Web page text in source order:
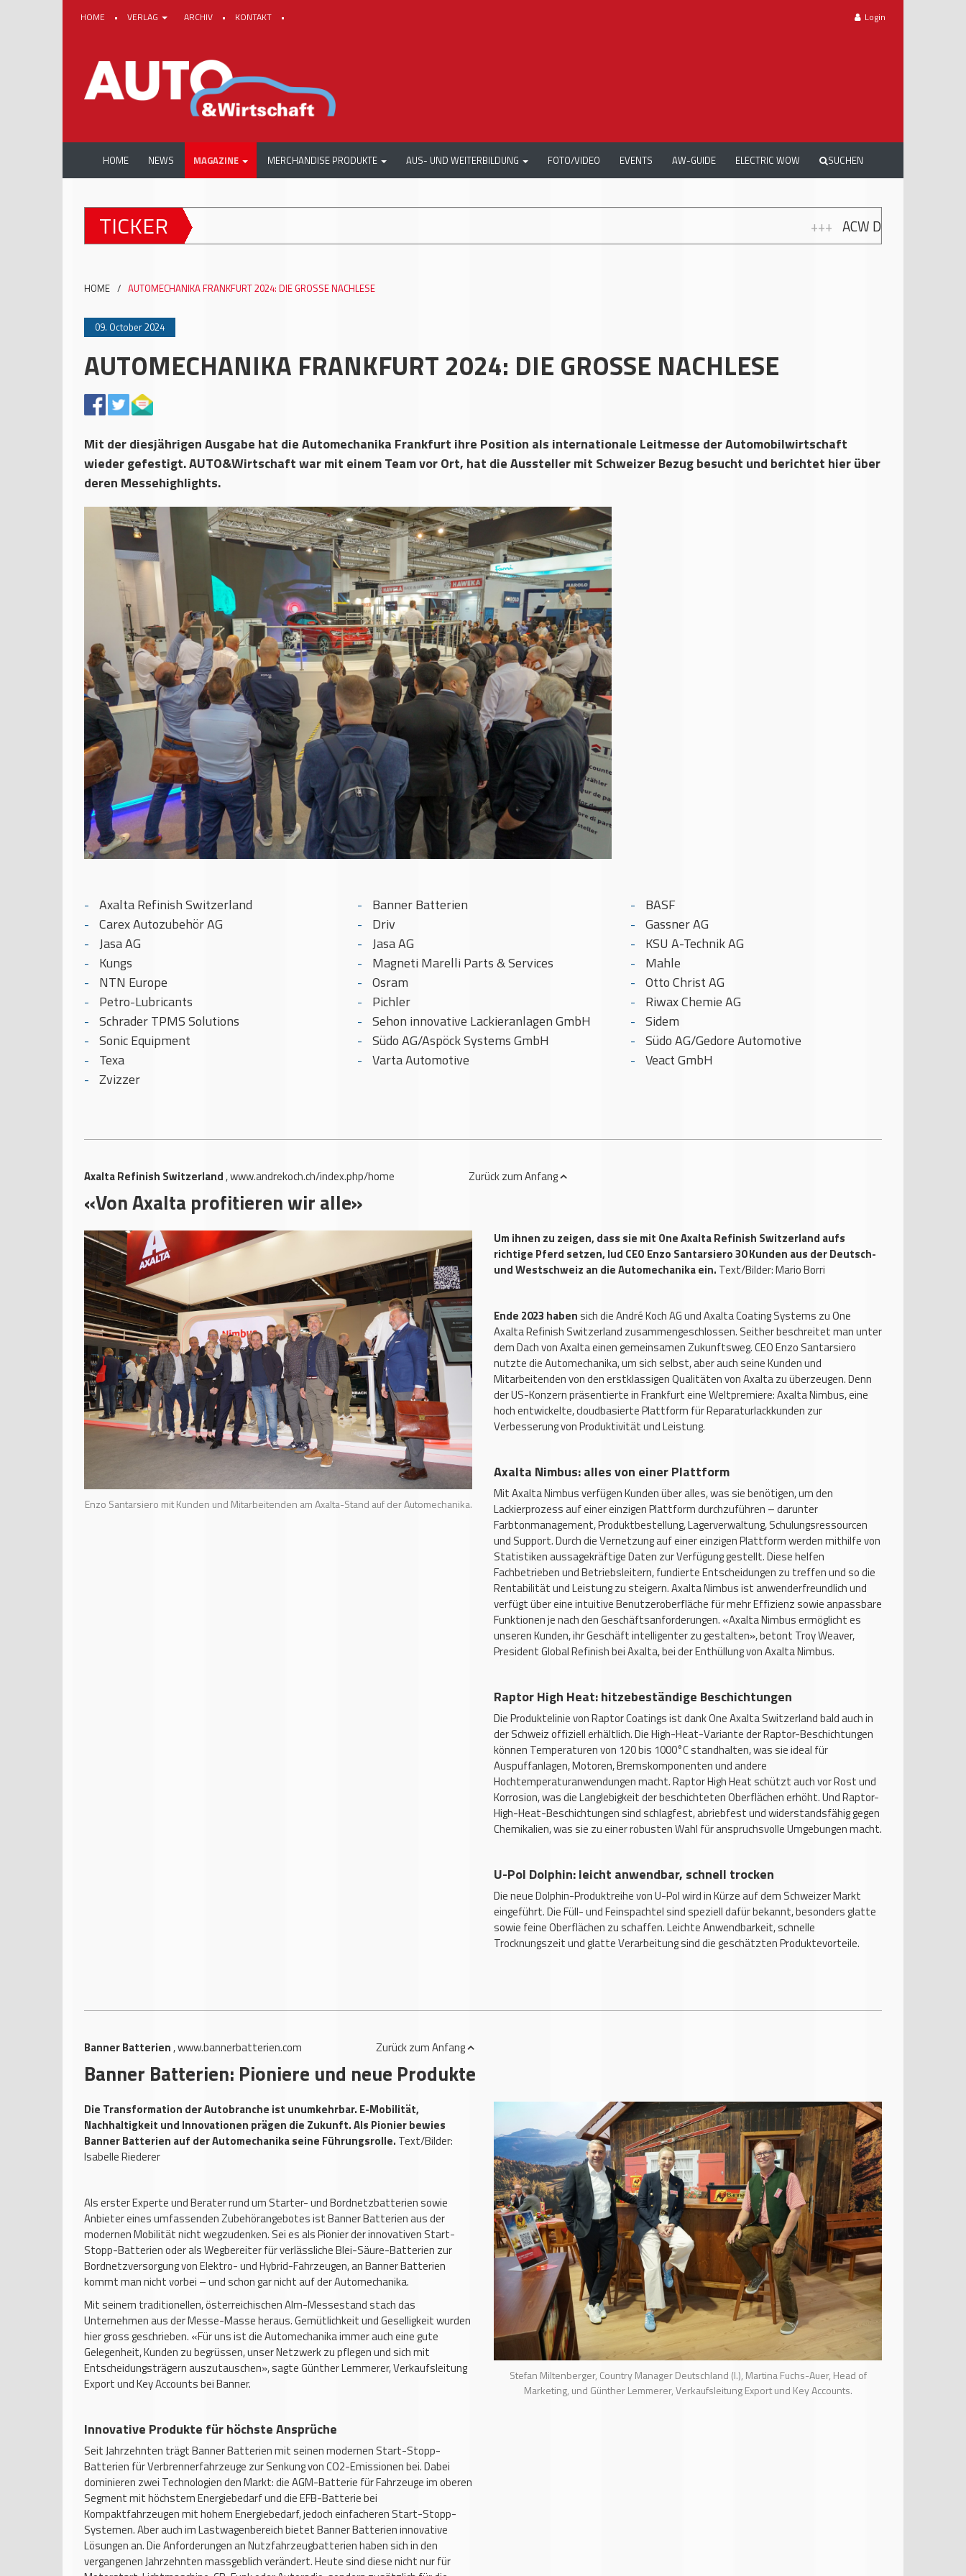
HOME • VERLAG ARCHIV • KONTAKT • Login
HOME NEWS MAGAZINE MERCHANDISE PRODUKTE AUS- UND WEITERBILDUNG FOTO/VIDEO EVENTS AW-GUIDE ELECTRIC WOW SUCHEN
TICKER ACW DREAMCARS 2026: TRAUMAUTOS,
HOME / AUTOMECHANIKA FRANKFURT 2024: DIE GROSSE NACHLESE
09. October 2024
AUTOMECHANIKA FRANKFURT 2024: DIE GROSSE NACHLESE
Mit der diesjährigen Ausgabe hat die Automechanika Frankfurt ihre Position als internationale Leitmesse der Automobilwirtschaft
wieder gefestigt. AUTO&Wirtschaft war mit einem Team vor Ort, hat die Aussteller mit Schweizer Bezug besucht und berichtet hier über
deren Messehighlights.
Axalta Refinish Switzerland Banner Batterien
BASF
Carex Autozubehör AG
Driv
Gassner AG
Jasa AG
Jasa AG
KSU A-Technik AG
Kungs
Magneti Marelli Parts & Services
Mahle
NTN Europe
Osram
Otto Christ AG
Petro-Lubricants
Pichler
Riwax Chemie AG
Schrader TPMS Solutions
Sehon innovative Lackieranlagen GmbH
Sidem
Sonic Equipment
Südo AG/Aspöck Systems GmbH
Südo AG/Gedore ­Automotive
Texa
Varta Automotive
Veact GmbH
Zvizzer
Axalta Refinish Switzerland,www.andrekoch.ch/index.php/home Zurückzum Anfang
«Von Axalta profitieren wir alle»
Enzo Santarsiero mit Kunden und Mitarbeitenden am Axalta-Stand auf der Automechanika.
Um ihnen zu zeigen, dass sie mit One Axalta Refinish Switzerland aufs
richtige Pferd setzen, lud CEO Enzo Santarsiero 30 Kunden aus der Deutsch-
und Westschweiz an die Automechanika ein. Text/Bilder: Mario Borri
Ende 2023 habensich die André Koch AG und Axalta Coating Systems zu One
Axalta Refinish Switzerland zusammengeschlossen. Seither beschreitet man unter
dem Dach von Axalta einen gemeinsamen Zukunftsweg. CEO Enzo Santarsiero
nutzte die Automechanika, um sich selbst, aber auch seine Kunden und
Mitarbeitenden von den erstklassigen Qualitäten von Axalta zu überzeugen. Denn
der US-Konzern präsentierte in Frankfurt eine Weltpremiere: Axalta Nimbus, eine
hoch entwickelte, cloudbasierte Plattform für Reparaturlackkunden zur
Verbesserung von Produktivität und Leistung.
Axalta Nimbus: alles von einer Plattform
Mit Axalta Nimbus verfügen Kunden über alles, was sie benötigen, um den
Lackierprozess auf einer einzigen Plattform durchzuführen – darunter
Farbtonmanagement, Produktbestellung, Lagerverwaltung, Schulungsressourcen
und Support. Durch die Vernetzung auf einer einzigen Plattform werden mithilfe von
Statistiken aussagekräftige Daten zur Verfügung gestellt. Diese helfen
Fachbetrieben und Betriebsleitern, fundierte Entscheidungen zu treffen und so die
Rentabilität und Leistung zu steigern. Axalta Nimbus ist anwenderfreundlich und
verfügt über eine intuitive Benutzeroberfläche für mehr Effizienz sowie anpassbare
Funktionen je nach den Geschäftsanforderungen. «Axalta Nimbus ermöglicht es
unseren Kunden, ihr Geschäft intelligenter zu gestalten», betont Troy Weaver,
President Global Refinish bei Axalta, bei der Enthüllung von Axalta Nimbus.
Raptor High Heat: hitzebeständige Beschichtungen
Die Produktelinie von Raptor Coatings ist dank One Axalta Switzerland bald auch in
der Schweiz offiziell erhältlich. Die High-Heat-Variante der Raptor-Beschichtungen
können Temperaturen von 120 bis 1000°C standhalten, was sie ideal für
Auspuffanlagen, Motoren, Bremskomponenten und andere
Hochtemperaturanwendungen macht. Raptor High Heat schützt auch vor Rost und
Korrosion, was die Langlebigkeit der beschichteten Oberflächen erhöht. Und Raptor-
High-Heat-Beschichtungen sind schlagfest, abriebfest und widerstandsfähig gegen
Chemikalien, was sie zu einer robusten Wahl für anspruchsvolle Umgebungen macht.
U-Pol Dolphin: leicht anwendbar, schnell trocken
Die neue Dolphin-Produktreihe von U-Pol wird in Kürze auf dem Schweizer Markt
eingeführt. Die Füll- und Feinspachtel sind speziell dafür bekannt, besonders glatte
sowie feine Oberflächen zu schaffen. Leichte Anwendbarkeit, schnelle
Trocknungszeit und glatte Verarbeitung sind die geschätzten Produktevorteile.
Banner Batterien,www.bannerbatterien.com Zurückzum Anfang
Banner Batterien: Pioniere und neue Produkte
Die Transformation der Autobranche ist unumkehrbar. E-Mobilität,
Nachhaltigkeit und Innovationen prägen die Zukunft. Als Pionier bewies
Banner Batterien auf der Automechanika seine Führungsrolle. Text/Bilder:
Isabelle Riederer
Als erster Experte und Berater rund um Starter- und Bordnetzbatterien sowie
Anbieter eines umfassenden Zubehörangebotes ist Banner Batterien aus der
modernen Mobilität nicht wegzudenken. Sei es als Pionier der innovativen Start-
Stopp-Batterien oder als Wegbereiter für verlässliche Blei-Säure-Batterien zur
Bordnetzversorgung von Elektro- und Hybrid-Fahrzeugen, an Banner Batterien
kommt man nicht vorbei – und schon gar nicht auf der Automechanika.
Mit seinem traditionellen, österreichischen Alm-Messestand stach das
Unternehmen aus der Messe-Masse heraus. Gemütlichkeit und Geselligkeit wurden
hier gross geschrieben. «Für uns ist die Automechanika immer auch eine gute
Gelegenheit, Kunden zu begrüssen, unser Netzwerk zu pflegen und sich mit
Entscheidungsträgern auszutauschen», sagte Günther Lemmerer, Verkaufsleitung
Export und Key Accounts bei Banner.
Innovative Produkte für höchste Ansprüche
Seit Jahrzehnten trägt Banner Batterien mit seinen modernen Start-Stopp-
Batterien für Verbrennerfahrzeuge zur Senkung von CO2-Emissionen bei. Dabei
dominieren zwei Technologien den Markt: die AGM-Batterie für Fahrzeuge im oberen
Segment mit höchstem Energiebedarf und die EFB-Batterie bei
Kompaktfahrzeugen mit hohem Energiebedarf, jedoch einfacheren Start-Stopp-
Systemen. Aber auch im Lastwagenbereich bietet Banner Batterien innovative
Lösungen an. Die Anforderungen an Nutzfahrzeugbatterien haben sich in den
vergangenen Jahrzehnten massgeblich verändert. Heute sind diese nicht nur für
Stefan Miltenberger, Country Manager Deutschland (l.), Martina Fuchs-Auer, Head of
Marketing, und Günther Lemmerer, Verkaufsleitung Export und Key Accounts.